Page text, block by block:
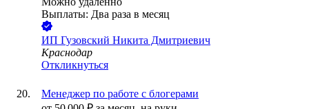
Выплаты: Два раза в месяц
ИП Гузовский Никита Дмитриевич
Краснодар
Откликнуться
Менеджер по работе с блогерами